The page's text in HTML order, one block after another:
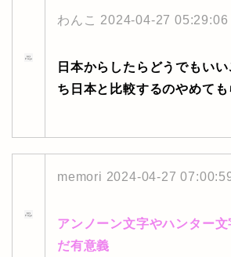
わんこ 2024-04-27 05:29:06
日本からしたらどうでもい
ち日本と比較するのやめても
memori 2024-04-27
アンノーン文字やハンター文
だ有意義